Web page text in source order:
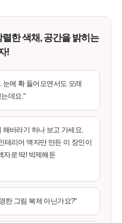
한 색채, 공간을 밝히는
!
눈에 확 들어오면서도 오래
데요."
해바라기 하나 보고 가세요.
테리어 액자만 만든 이 장인이
자로 딱! 박제해둔
한 그림 복제 아닌가요?"